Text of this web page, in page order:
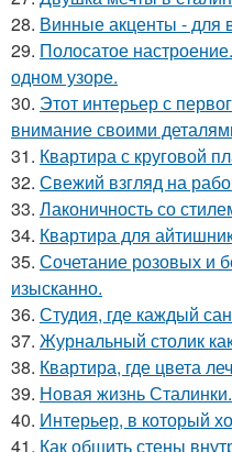
28. Винные акценты - для
29. Полосатое
одном узоре.
30. Этот интерьер с
внимание своими
31. Квартира с круговой
32. Свежий взгляд на
33. Лаконичность со
34. Квартира для
35. Сочетание розовых и
изысканно.
36. Студия, где каждый
37. Журнальный столик
38. Квартира, где цвета
39. Новая жизнь Сталинки.
40. Интерьер, в который
41. Как обшить стены